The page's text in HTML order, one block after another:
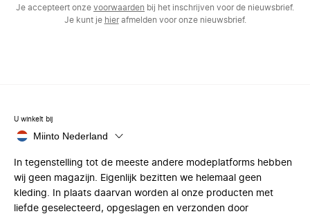
Je accepteert onze voorwaarden bij het inschrijven voor de nieuwsbrief.
Je kunt je hierafmelden voor onze nieuwsbrief.
U winkelt bij
Miinto Nederland
In tegenstelling tot de meeste andere modeplatforms hebben
wij geen magazijn. Eigenlijk bezitten we helemaal geen
kleding. In plaats daarvan worden al onze producten met
liefde geselecteerd, opgeslagen en verzonden door